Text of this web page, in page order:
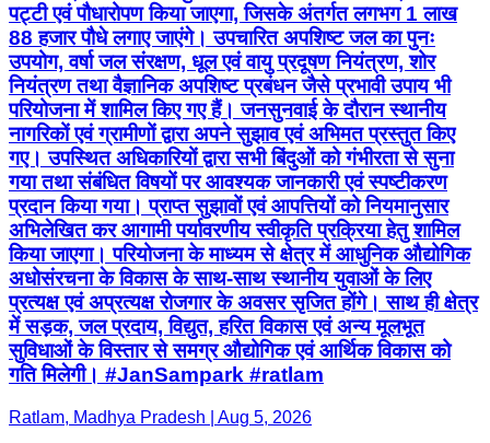
पट्टी एवं पौधारोपण किया जाएगा, जिसके अंतर्गत लगभग 1 लाख
88 हजार पौधे लगाए जाएंगे। उपचारित अपशिष्ट जल का पुनः
उपयोग, वर्षा जल संरक्षण, धूल एवं वायु प्रदूषण नियंत्रण, शोर
नियंत्रण तथा वैज्ञानिक अपशिष्ट प्रबंधन जैसे प्रभावी उपाय भी
परियोजना में शामिल किए गए हैं। जनसुनवाई के दौरान स्थानीय
नागरिकों एवं ग्रामीणों द्वारा अपने सुझाव एवं अभिमत प्रस्तुत किए
गए। उपस्थित अधिकारियों द्वारा सभी बिंदुओं को गंभीरता से सुना
गया तथा संबंधित विषयों पर आवश्यक जानकारी एवं स्पष्टीकरण
प्रदान किया गया। प्राप्त सुझावों एवं आपत्तियों को नियमानुसार
अभिलेखित कर आगामी पर्यावरणीय स्वीकृति प्रक्रिया हेतु शामिल
किया जाएगा। परियोजना के माध्यम से क्षेत्र में आधुनिक औद्योगिक
अधोसंरचना के विकास के साथ-साथ स्थानीय युवाओं के लिए
प्रत्यक्ष एवं अप्रत्यक्ष रोजगार के अवसर सृजित होंगे। साथ ही क्षेत्र
में सड़क, जल प्रदाय, विद्युत, हरित विकास एवं अन्य मूलभूत
सुविधाओं के विस्तार से समग्र औद्योगिक एवं आर्थिक विकास को
गति मिलेगी। #JanSampark #ratlam
Ratlam, Madhya Pradesh | Aug 5, 2026